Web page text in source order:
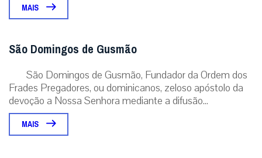
MAIS
São Domingos de Gusmão
São Domingos de Gusmão, Fundador da Ordem dos
Frades Pregadores, ou dominicanos, zeloso apóstolo da
devoção a Nossa Senhora mediante a difusão...
MAIS